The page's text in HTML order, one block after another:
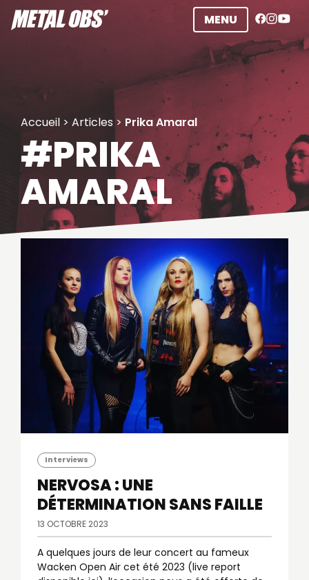
Aller
au
MENU
Accueil > Articles > Prika Amaral
#PRIKA
AMARAL
Interviews
NERVOSA : UNE
DÉTERMINATION SANS FAILLE
13 OCTOBRE 2023
A quelques jours de leur concert au fameux
Wacken Open Air cet été 2023 (live report